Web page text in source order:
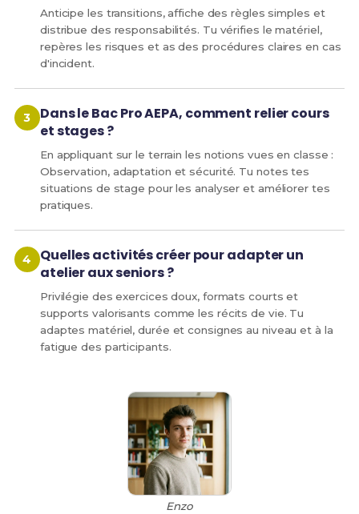
Anticipe les transitions, affiche des règles simples et
distribue des responsabilités. Tu vérifies le matériel,
repères les risques et as des procédures claires en cas
d'incident.
Dans le Bac Pro AEPA, comment relier cours
et stages ?
En appliquant sur le terrain les notions vues en classe :
Observation, adaptation et sécurité. Tu notes tes
situations de stage pour les analyser et améliorer tes
pratiques.
Quelles activités créer pour adapter un
atelier aux seniors ?
Privilégie des exercices doux, formats courts et
supports valorisants comme les récits de vie. Tu
adaptes matériel, durée et consignes au niveau et à la
fatigue des participants.
Enzo